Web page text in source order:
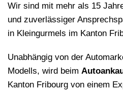
Wir sind mit mehr als 15
und zuverlässiger
in Kleingurmels im Kanton
Unabhängig von der
Modells, wird beim
Kanton Fribourg von einem